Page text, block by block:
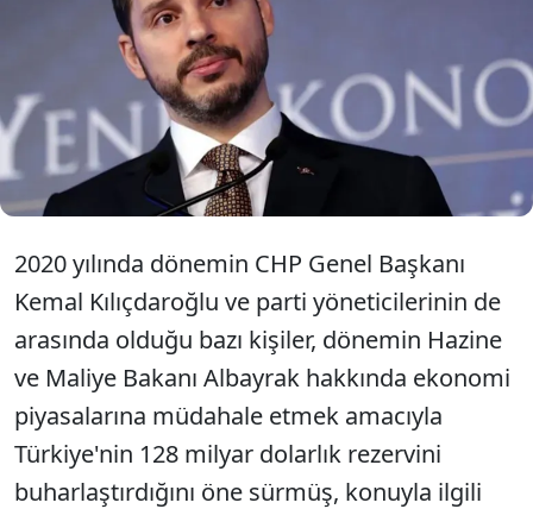
Hazine ve Maliye Bakanı Berat Albayrak'a yönelik
eleştiriler içeren "128 milyar dolar nerede?"
ifadeleri suç sayıldı. Albayrak'ın başvurusu
üzerine alt mahkemenin CHP'ye yönelik aldığı
manevi tazminat kararı, AYM tarafından
onaylandı.
2020 yılında dönemin CHP Genel Başkanı
Kemal Kılıçdaroğlu ve parti yöneticilerinin de
arasında olduğu bazı kişiler, dönemin Hazine
ve Maliye Bakanı Albayrak hakkında ekonomi
piyasalarına müdahale etmek amacıyla
Türkiye'nin 128 milyar dolarlık rezervini
buharlaştırdığını öne sürmüş, konuyla ilgili